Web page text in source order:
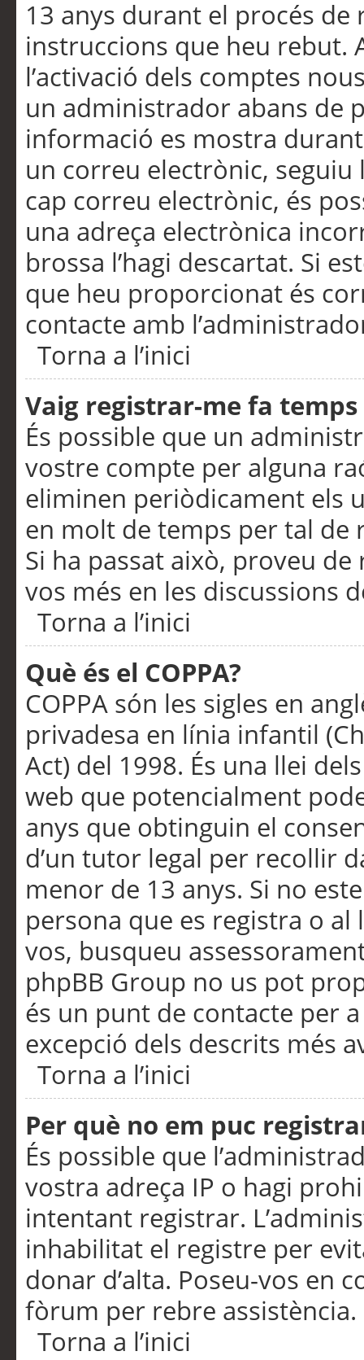
13 anys durant el procés de
instruccions que heu rebut.
l’activació dels comptes
un administrador abans de
informació es mostra
un correu electrònic,
cap correu electrònic, és
una adreça electrònica
brossa l’hagi descartat. Si
que heu proporcionat és
contacte amb
Torna a l’inici
Vaig registrar-me fa
És possible que un
vostre compte per alguna
eliminen periòdicament els
en molt de temps per tal de
Si ha passat això, proveu
vos més en les discussions
Torna a l’inici
Què és el COPPA?
COPPA són les sigles en
privadesa en línia infantil
Act) del 1998. És una llei
web que potencialment
anys que obtinguin el
d’un tutor legal per recollir
menor de 13 anys. Si no
persona que es registra o
vos, busqueu
phpBB Group no us pot
és un punt de contacte per
excepció dels descrits més
Torna a l’inici
Per què no em puc
És possible que
vostra adreça IP o hagi
intentant registrar.
inhabilitat el registre per
donar d’alta. Poseu-vos en
fòrum per rebre assistència.
Torna a l’inici